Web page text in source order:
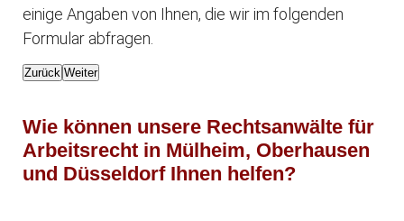
einige Angaben von Ihnen, die wir im folgenden
Formular abfragen.
Zurück Weiter
Wie können unsere Rechtsanwälte für
Arbeitsrecht in Mülheim, Oberhausen
und Düsseldorf Ihnen helfen?